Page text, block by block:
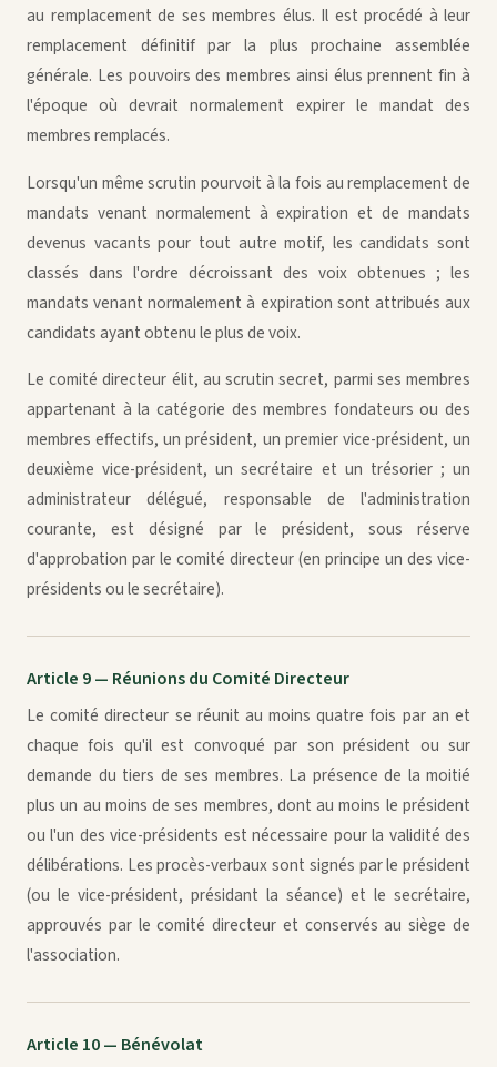
au remplacement de ses membres élus. Il est procédé à leur
remplacement définitif par la plus prochaine assemblée
générale. Les pouvoirs des membres ainsi élus prennent fin à
l'époque où devrait normalement expirer le mandat des
membres remplacés.
Lorsqu'un même scrutin pourvoit à la fois au remplacement de
mandats venant normalement à expiration et de mandats
devenus vacants pour tout autre motif, les candidats sont
classés dans l'ordre décroissant des voix obtenues ; les
mandats venant normalement à expiration sont attribués aux
candidats ayant obtenu le plus de voix.
Le comité directeur élit, au scrutin secret, parmi ses membres
appartenant à la catégorie des membres fondateurs ou des
membres effectifs, un président, un premier vice-président, un
deuxième vice-président, un secrétaire et un trésorier ; un
administrateur délégué, responsable de l'administration
courante, est désigné par le président, sous réserve
d'approbation par le comité directeur (en principe un des vice-
présidents ou le secrétaire).
Article 9 — Réunions du Comité Directeur
Le comité directeur se réunit au moins quatre fois par an et
chaque fois qu'il est convoqué par son président ou sur
demande du tiers de ses membres. La présence de la moitié
plus un au moins de ses membres, dont au moins le président
ou l'un des vice-présidents est nécessaire pour la validité des
délibérations. Les procès-verbaux sont signés par le président
(ou le vice-président, présidant la séance) et le secrétaire,
approuvés par le comité directeur et conservés au siège de
l'association.
Article 10 — Bénévolat